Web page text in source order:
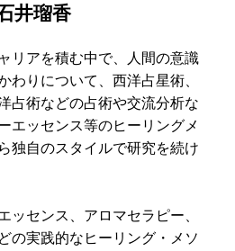
井瑠香
リアを積む中で、人間の意識
わりについて、西洋占星術、
占術などの占術や交流分析な
エッセンス等のヒーリングメ
独自のスタイルで研究を続け
ッセンス、アロマセラピー、
の実践的なヒーリング・メソ